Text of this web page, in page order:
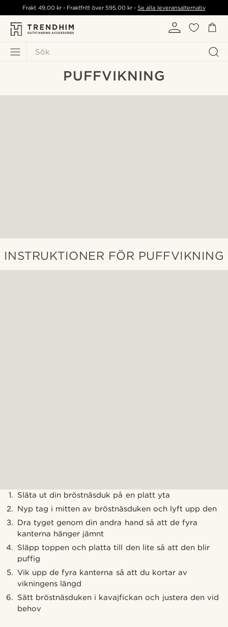
Sök
Frakt 49,00 kr- Fraktfritt över595,00 kr -Se alla leveransalternativ
PUFFVIKNING
INSTRUKTIONER FÖR PUFFVIKNING
Släta ut din bröstnäsduk på en platt yta
Nyp tag i mitten av bröstnäsduken och lyft upp den
Dra tyget genom din andra hand så att de fyra
kanterna hänger jämnt
Släpp toppen och platta till den lite så att den blir
puffig
Vik upp de fyra kanterna så att du kortar av
vikningens längd
Sätt bröstnäsduken i kavajfickan och justera den vid
behov